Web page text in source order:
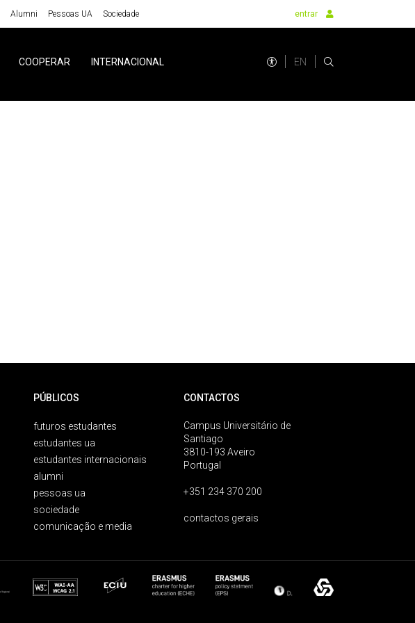
Alumni Pessoas UA Sociedade entrar
COOPERAR INTERNACIONAL EN
PÚBLICOS
futuros estudantes
estudantes ua
estudantes internacionais
alumni
pessoas ua
sociedade
comunicação e media
CONTACTOS
Campus Universitário de
Santiago
3810-193 Aveiro
Portugal
+351 234 370 200
contactos gerais